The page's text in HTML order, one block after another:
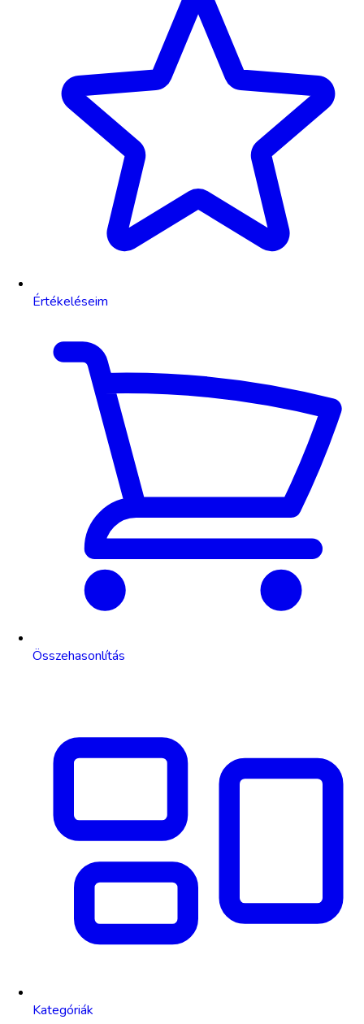
Értékeléseim
Összehasonlítás
Kategóriák